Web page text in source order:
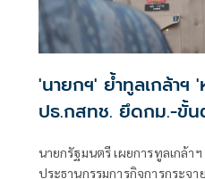
'นายกฯ' ย้ำทูลเกล้า
ปธ.กสทช. ยึดกม.-ขั้
นายกรัฐมนตรี เผยการทูลเกล้
ประธานกรรมการกิจการกระจา